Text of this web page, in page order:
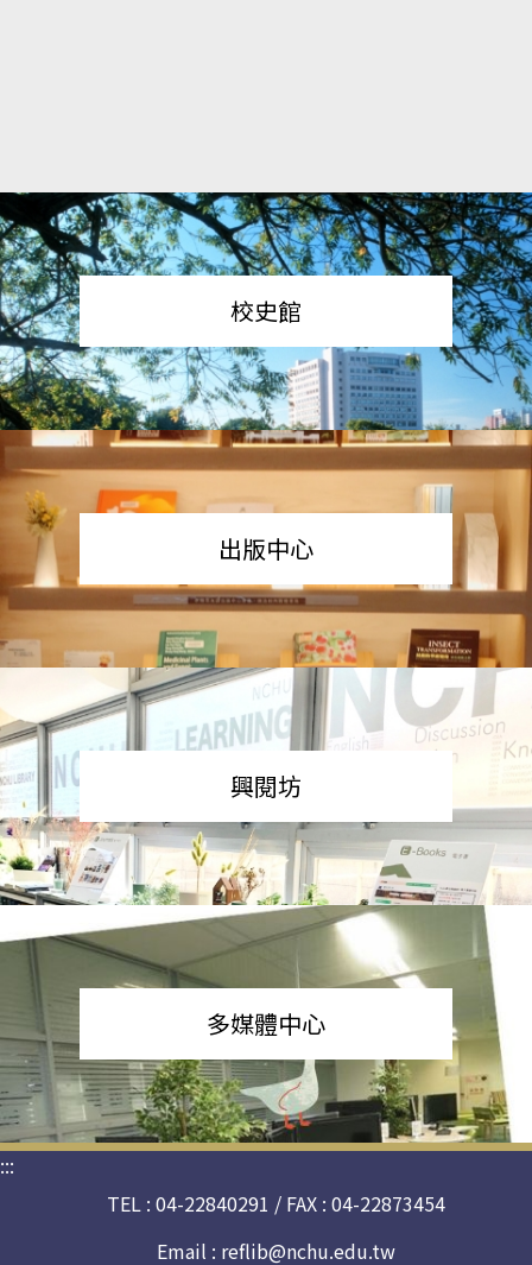
校史館
出版中心
興閱坊
多媒體中心
:::
TEL : 04-22840291 / FAX : 04-22873454
Email : reflib@nchu.edu.tw